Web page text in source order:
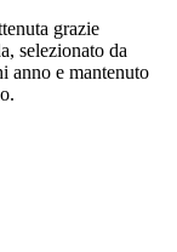
grazie
selezionato da
anno e mantenuto